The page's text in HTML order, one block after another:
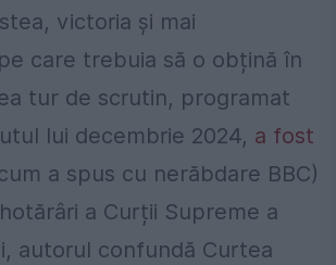
victoria și mai
care trebuia să o obțină în
tur de scrutin, programat
lui decembrie 2024, a fost
a spus cu nerăbdare BBC)
a Curții Supreme a
autorul confundă Curtea